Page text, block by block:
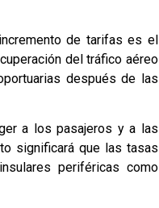
de tarifas es el
del tráfico aéreo
después de las
a los pasajeros y a las
significará que las tasas
periféricas como